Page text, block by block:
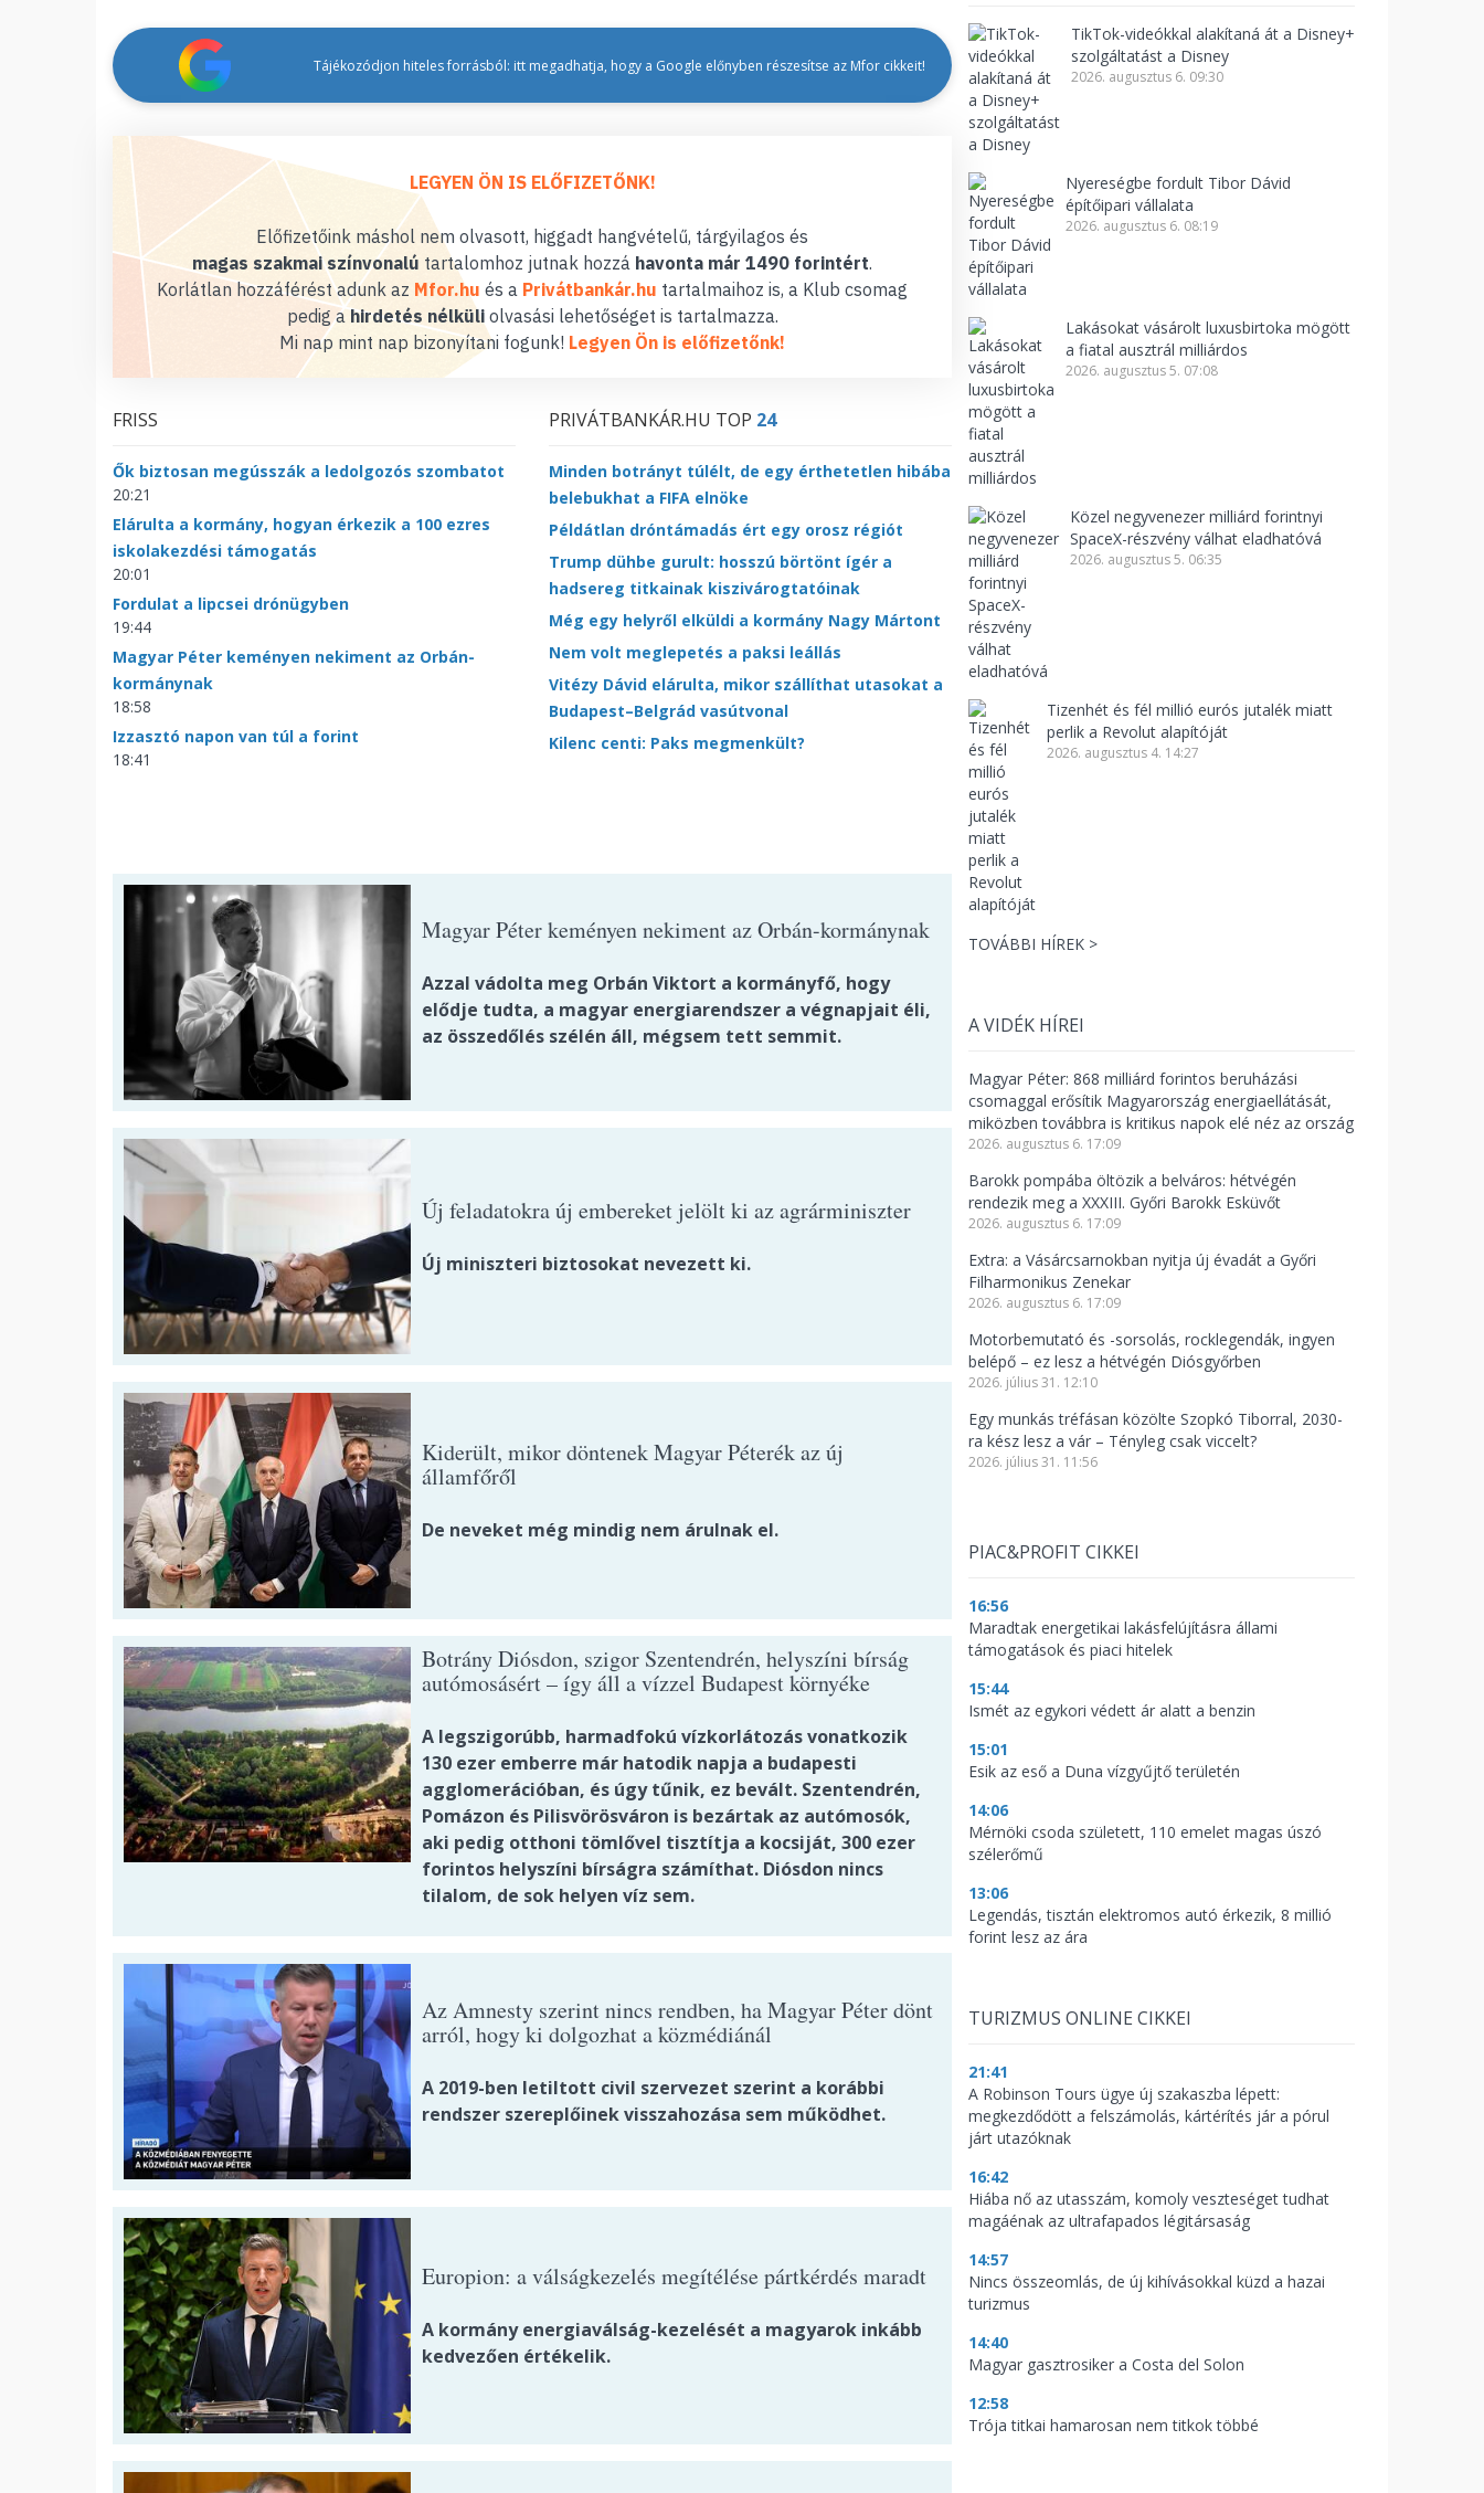
Tájékozódjon hiteles forrásból: itt megadhatja, hogy a Google előnyben részesítse az Mfor cikkeit!
LEGYEN ÖN IS ELŐFIZETŐNK!
Előfizetőink máshol nem olvasott, higgadt hangvételű, tárgyilagos és
magas szakmai színvonalú tartalomhoz jutnak hozzá havonta már 1490 forintért.
Korlátlan hozzáférést adunk az Mfor.hu és a Privátbankár.hu tartalmaihoz is, a Klub csomag
pedig ahirdetés nélküliolvasási lehetőséget is tartalmazza.
Mi nap mint nap bizonyítani fogunk! Legyen Ön is előfizetőnk!
FRISS
Ők biztosan megússzák a ledolgozós szombatot
20:21
Elárulta a kormány, hogyan érkezik a 100 ezres
iskolakezdési támogatás
20:01
Fordulat a lipcsei drónügyben
19:44
Magyar Péter keményen nekiment az Orbán-
kormánynak
18:58
Izzasztó napon van túl a forint
18:41
PRIVÁTBANKÁR.HU TOP 24
Minden botrányt túlélt, de egy érthetetlen hibába
belebukhat a FIFA elnöke
Példátlan dróntámadás ért egy orosz régiót
Trump dühbe gurult: hosszú börtönt ígér a
hadsereg titkainak kiszivárogtatóinak
Még egy helyről elküldi a kormány Nagy Mártont
Nem volt meglepetés a paksi leállás
Vitézy Dávid elárulta, mikor szállíthat utasokat a
Budapest–Belgrád vasútvonal
Kilenc centi: Paks megmenkült?
Magyar Péter keményen nekiment az Orbán-kormánynak
Azzal vádolta meg Orbán Viktort a kormányfő, hogy
elődje tudta, a magyar energiarendszer a végnapjait éli,
az összedőlés szélén áll, mégsem tett semmit.
Új feladatokra új embereket jelölt ki az agrárminiszter
Új miniszteri biztosokat nevezett ki.
Kiderült, mikor döntenek Magyar Péterék az új
államfőről
De neveket még mindig nem árulnak el.
Botrány Diósdon, szigor Szentendrén, helyszíni bírság
autómosásért – így áll a vízzel Budapest környéke
A legszigorúbb, harmadfokú vízkorlátozás vonatkozik
130 ezer emberre már hatodik napja a budapesti
agglomerációban, és úgy tűnik, ez bevált. Szentendrén,
Pomázon és Pilisvörösváron is bezártak az autómosók,
aki pedig otthoni tömlővel tisztítja a kocsiját, 300 ezer
forintos helyszíni bírságra számíthat. Diósdon nincs
tilalom, de sok helyen víz sem.
Az Amnesty szerint nincs rendben, ha Magyar Péter dönt
arról, hogy ki dolgozhat a közmédiánál
A 2019-ben letiltott civil szervezet szerint a korábbi
rendszer szereplőinek visszahozása sem működhet.
Europion: a válságkezelés megítélése pártkérdés maradt
A kormány energiaválság-kezelését a magyarok inkább
kedvezően értékelik.
TikTok-videókkal alakítaná át a Disney+
szolgáltatást a Disney
2026. augusztus 6. 09:30
Nyereségbe fordult Tibor Dávid
építőipari vállalata
2026. augusztus 6. 08:19
Lakásokat vásárolt luxusbirtoka mögött
a fiatal ausztrál milliárdos
2026. augusztus 5. 07:08
Közel negyvenezer milliárd forintnyi
SpaceX-részvény válhat eladhatóvá
2026. augusztus 5. 06:35
Tizenhét és fél millió eurós jutalék miatt
perlik a Revolut alapítóját
2026. augusztus 4. 14:27
TOVÁBBI HÍREK >
A VIDÉK HÍREI
Magyar Péter: 868 milliárd forintos beruházási
csomaggal erősítik Magyarország energiaellátását,
miközben továbbra is kritikus napok elé néz az ország
2026. augusztus 6. 17:09
Barokk pompába öltözik a belváros: hétvégén
rendezik meg a XXXIII. Győri Barokk Esküvőt
2026. augusztus 6. 17:09
Extra: a Vásárcsarnokban nyitja új évadát a Győri
Filharmonikus Zenekar
2026. augusztus 6. 17:09
Motorbemutató és -sorsolás, rocklegendák, ingyen
belépő – ez lesz a hétvégén Diósgyőrben
2026. július 31. 12:10
Egy munkás tréfásan közölte Szopkó Tiborral, 2030-
ra kész lesz a vár – Tényleg csak viccelt?
2026. július 31. 11:56
PIAC&PROFIT CIKKEI
16:56
Maradtak energetikai lakásfelújításra állami
támogatások és piaci hitelek
15:44
Ismét az egykori védett ár alatt a benzin
15:01
Esik az eső a Duna vízgyűjtő területén
14:06
Mérnöki csoda született, 110 emelet magas úszó
szélerőmű
13:06
Legendás, tisztán elektromos autó érkezik, 8 millió
forint lesz az ára
TURIZMUS ONLINE CIKKEI
21:41
A Robinson Tours ügye új szakaszba lépett:
megkezdődött a felszámolás, kártérítés jár a pórul
járt utazóknak
16:42
Hiába nő az utasszám, komoly veszteséget tudhat
magáénak az ultrafapados légitársaság
14:57
Nincs összeomlás, de új kihívásokkal küzd a hazai
turizmus
14:40
Magyar gasztrosiker a Costa del Solon
12:58
Trója titkai hamarosan nem titkok többé